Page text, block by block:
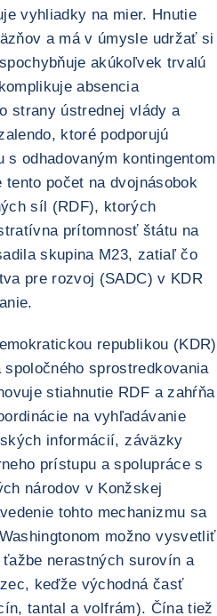
vyhliadky na mier. Hnutie
a má v úmysle udržať si
akúkoľvek trvalú
absencia
strany ústrednej vlády a
ktoré podporujú
s odhadovaným kontingentom
tento počet na dvojnásobok
síl (RDF), ktorých
prítomnosť štátu na
skupina M23, zatiaľ čo
pre rozvoj (SADC) v KDR
republikou (KDR)
sprostredkovania
stiahnutie RDF a zahŕňa
na vyhľadávanie
informácií, záväzky
prístupu a spolupráce s
národov v Konžskej
tohto mechanizmu sa
možno vysvetliť
nerastných surovín a
keďže východná časť
tantal a volfrám). Čína tiež